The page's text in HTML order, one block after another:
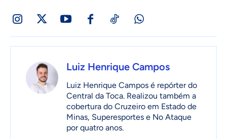
Luiz Henrique Campos
Luiz Henrique Campos é repórter do
Central da Toca. Realizou também a
cobertura do Cruzeiro em Estado de
Minas, Superesportes e No Ataque
por quatro anos.